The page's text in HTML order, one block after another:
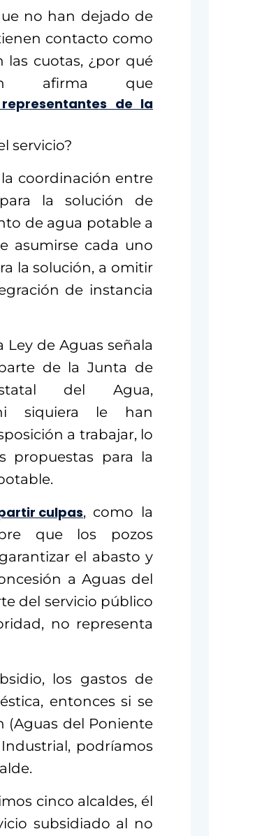
no han dejado de
contacto como
las cuotas, ¿por qué
afirma que
de la
servicio?
coordinación entre
la solución de
de agua potable a
asumirse cada uno
la solución, a omitir
de instancia
Ley de Aguas señala
de la Junta de
del Agua,
siquiera le han
a trabajar, lo
propuestas para la
culpas, como la
que los pozos
el abasto y
a Aguas del
del servicio público
no representa
los gastos de
entonces si se
(Aguas del Poniente
podríamos
cinco alcaldes, él
subsidiado al no